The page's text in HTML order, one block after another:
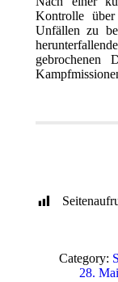
Kontrolle
Unfällen zu
gebrochenen
Category:
28.